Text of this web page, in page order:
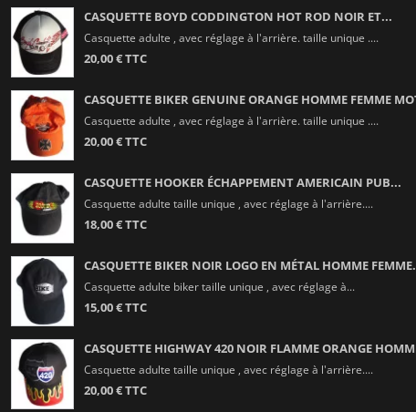
CASQUETTE BOYD CODDINGTON HOT ROD NOIR ET...
Casquette adulte , avec réglage à l'arrière. taille unique ....
20,00 € TTC
CASQUETTE BIKER GENUINE ORANGE HOMME FEMME
Casquette adulte , avec réglage à l'arrière. taille unique ....
20,00 € TTC
CASQUETTE HOOKER ÉCHAPPEMENT AMERICAIN PUB...
Casquette adulte taille unique , avec réglage à l'arrière....
18,00 € TTC
CASQUETTE BIKER NOIR LOGO EN MÉTAL HOMME
Casquette adulte biker taille unique , avec réglage à...
15,00 € TTC
CASQUETTE HIGHWAY 420 NOIR FLAMME ORANGE
Casquette adulte taille unique , avec réglage à l'arrière....
20,00 € TTC